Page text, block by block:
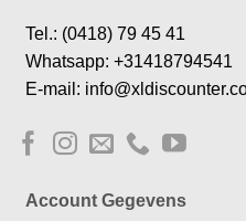
Tel.: (0418) 79 45 41
Whatsapp: +31418794541
E-mail:
Account Gegevens